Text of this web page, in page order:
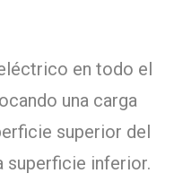
en todo el
una carga
superior del
superficie inferior.